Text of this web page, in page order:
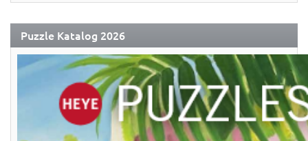
Puzzle Katalog 2026